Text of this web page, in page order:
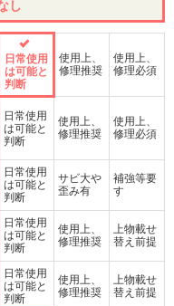
し
日常使用
は可能と
判断
使用上、
修理推奨
使用上、
修理必須
日常使用
は可能と
判断
使用上、
修理推奨
使用上、
修理必須
日常使用
は可能と
判断
サビ大や
歪み有
補強等要
す
日常使用
は可能と
判断
使用上、
修理推奨
上物載せ
替え前提
日常使用
は可能と
判断
使用上、
修理推奨
上物載せ
替え前提